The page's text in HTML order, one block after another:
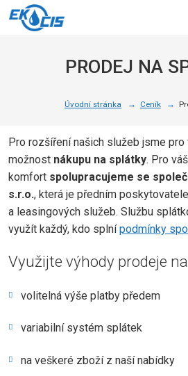
PRODEJ NA
Úvodní stránka Ceník
Pro rozšíření našich služeb jsme
možnost nákupu na splátky. Pro
komfort spolupracujeme se
s.r.o., která je předním
a leasingových služeb. Službu
využít každý, kdo splnípodmínky
Využijte výhody prodeje
volitelná výše platby předem
variabilní systém splátek
na veškeré zboží z naší nabídky